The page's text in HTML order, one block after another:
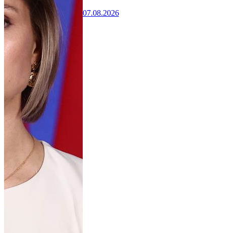
07.08.2026